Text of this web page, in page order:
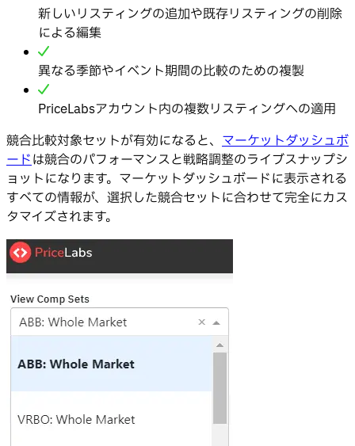
新しいリスティングの追加や既存リスティングの削除
による編集
異なる季節やイベント期間の比較のための複製
PriceLabsアカウント内の複数リスティングへの適用
競合比較対象セットが有効になると、 マーケットダッシュボ
ードは競合のパフォーマンスと戦略調整のライブスナップシ
ョットになります。マーケットダッシュボードに表示される
すべての情報が、選択した競合セットに合わせて完全にカス
タマイズされます。